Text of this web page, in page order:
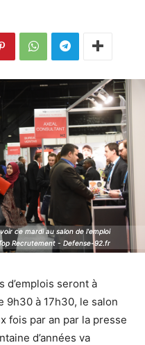
ce mardi au salon de l'emploi
Recrutement - Defense-92.fr
ce mardi au salon de l'emploi
Recrutement - Defense-92.fr
d’emplois seront à
9h30 à 17h30, le salon
fois par an par la presse
d’années va